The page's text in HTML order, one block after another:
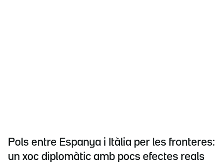
Pols entre Espanya i Itàlia per les fronteres:
un xoc diplomàtic amb pocs efectes reals